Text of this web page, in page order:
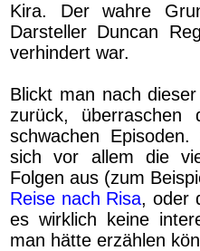
Kira. Der wahre
Darsteller Duncan
verhindert war.
Blickt man nach
zurück, überraschen
schwachen
sich vor allem die
Folgen aus (zum
Reise nach Risa, oder
es wirklich keine
man hätte erzählen